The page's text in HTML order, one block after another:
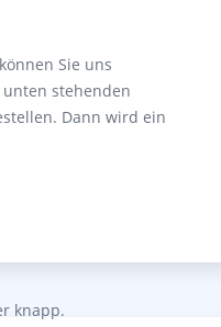
Sie uns
stehenden
Dann wird ein
knapp.